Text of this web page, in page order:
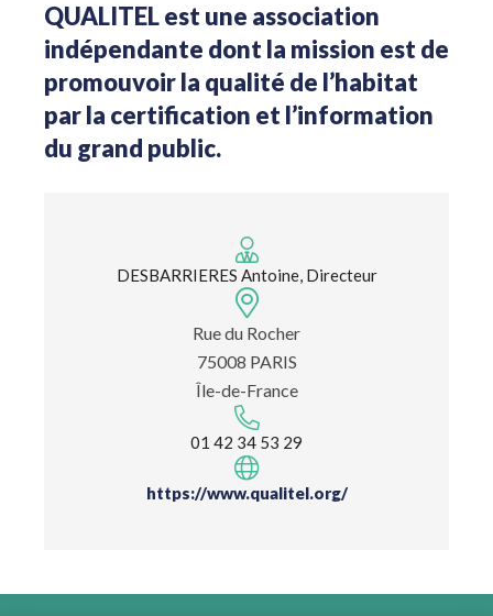
QUALITEL est une association
indépendante dont la mission est de
promouvoir la qualité de l’habitat
par la certification et l’information
du grand public.
DESBARRIERES Antoine, Directeur
Rue du Rocher
75008 PARIS
Île-de-France
01 42 34 53 29
https://www.qualitel.org/